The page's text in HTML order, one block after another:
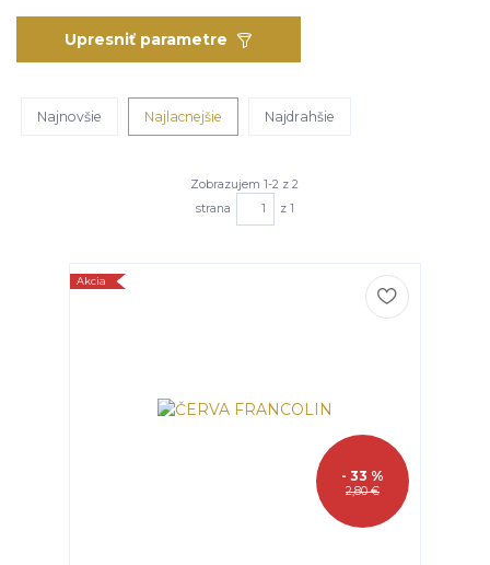
Upresniť parametre
Najnovšie Najlacnejšie Najdrahšie
Zobrazujem 1-2 z 2
strana
z 1
Akcia
2,80 €
- 33 %